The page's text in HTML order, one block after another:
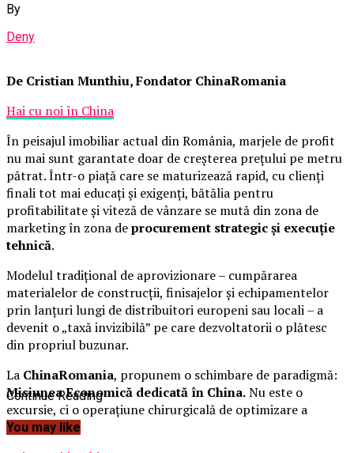
By
Deny
De Cristian Munthiu, Fondator ChinaRomania
Hai cu noi în China
În peisajul imobiliar actual din România, marjele de profit
nu mai sunt garantate doar de creșterea prețului pe metru
pătrat. Într-o piață care se maturizează rapid, cu clienți
finali tot mai educați și exigenți, bătălia pentru
profitabilitate și viteză de vânzare se mută din zona de
marketing în zona deprocurement strategic și execuție
tehnică.
Modelul tradițional de aprovizionare – cumpărarea
materialelor de construcții, finisajelor și echipamentelor
prin lanțuri lungi de distribuitori europeni sau locali – a
devenit o „taxă invizibilă” pe care dezvoltatorii o plătesc
din propriul buzunar.
La ChinaRomania, propunem o schimbare de paradigmă:
Misiunea Economică dedicată în China.Nu este o
excursie, ci o operațiune chirurgicală de optimizare a
CAPEX-ului.
Continue Reading
You may like